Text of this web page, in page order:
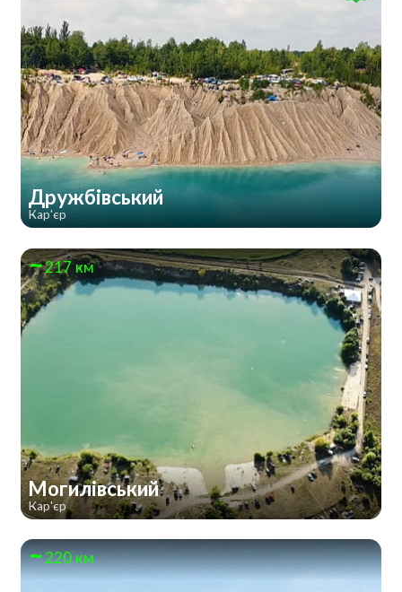
Дружбівський
Кар'єр
217 км
Могилівський
Кар'єр
220 км